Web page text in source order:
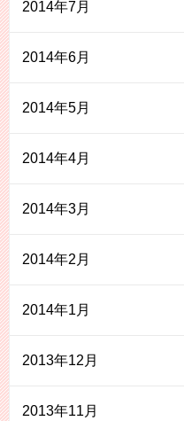
2014年7月
2014年6月
2014年5月
2014年4月
2014年3月
2014年2月
2014年1月
2013年12月
2013年11月